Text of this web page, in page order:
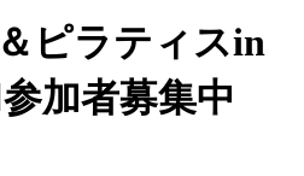
ピラティスin
加者募集中